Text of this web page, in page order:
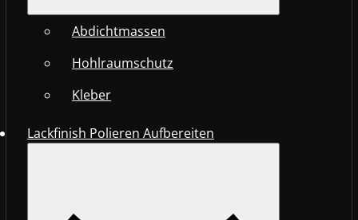
Abdichtmassen
Hohlraumschutz
Kleber
Lackfinish Polieren Aufbereiten